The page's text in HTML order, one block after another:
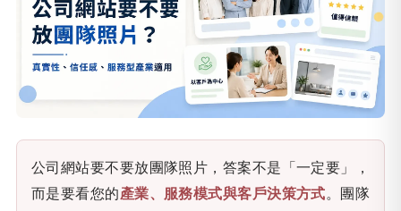
公司網站要不要放團隊照片，答案不是「一定要」，
而是要看您的產業、服務模式與客戶決策方式。團隊